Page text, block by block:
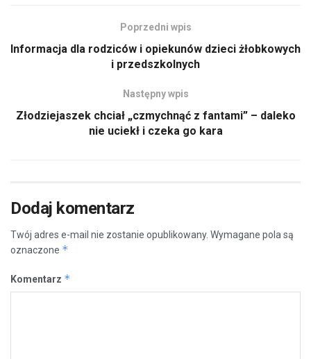
Poprzedni wpis
Informacja dla rodziców i opiekunów dzieci żłobkowych
i przedszkolnych
Następny wpis
Złodziejaszek chciał „czmychnąć z fantami” – daleko
nie uciekł i czeka go kara
Dodaj komentarz
Twój adres e-mail nie zostanie opublikowany. Wymagane pola są
oznaczone *
Komentarz *